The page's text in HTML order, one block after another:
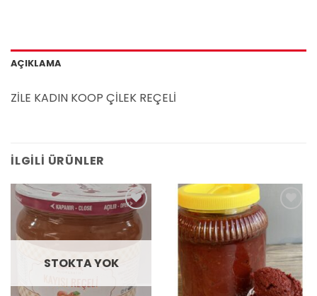
AÇIKLAMA
ZİLE KADIN KOOP ÇİLEK REÇELİ
İLGILI ÜRÜNLER
Add to
wishlist
STOKTA YOK